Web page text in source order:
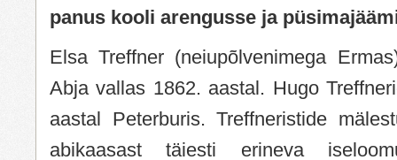
panus kooli arengusse ja
Elsa Treffner (neiupõlvenimega
Abja vallas 1862. aastal. Hugo
aastal Peterburis. Treffneristide
abikaasast täiesti erineva